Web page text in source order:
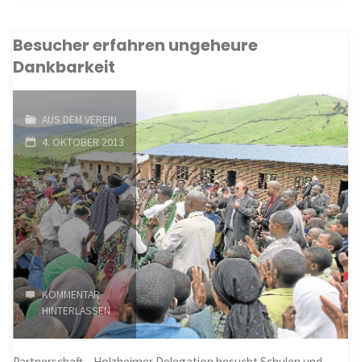
in
schaffen"
Besucher erfahren ungeheure
Dankbarkeit
AUS DEM VEREIN
4. OKTOBER 2013
KOMMENTAR
HINTERLASSEN